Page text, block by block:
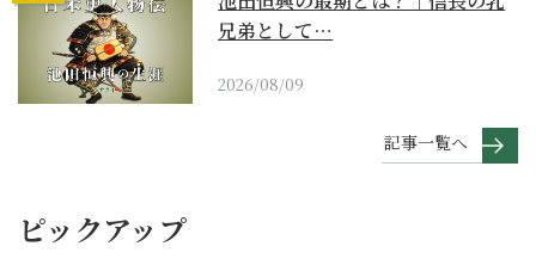
兄弟として…
2026/08/09
記事一覧へ
ピックアップ